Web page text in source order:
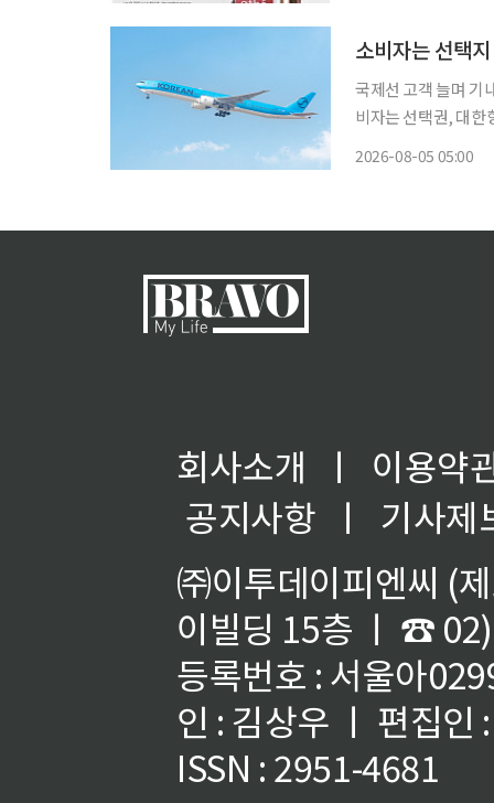
국제선 고객 늘며 기
비자는 선택권, 대한항공은 부대수익 확대
2026-08-05 05:00
회사소개 ㅣ
이용약
공지사항
ㅣ
기사제
㈜이투데이피엔씨 (
이빌딩 15층 ㅣ ☎
등록번호 : 서울아
인 : 김상우 ㅣ 편집인
ISSN : 2951-4681